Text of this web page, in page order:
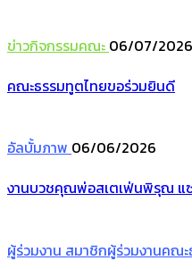
ข่าวกิจกรรมคณะ 06/07/2026
คณะธรรมทูตไทยขอร่วมยินดี
อัลบั้มภาพ 06/06/2026
งานบวชคุณพ่อสเตเฟ่นพิรุณ แ
ผู้ร่วมงาน สมาชิกผู้ร่วมงานคณ